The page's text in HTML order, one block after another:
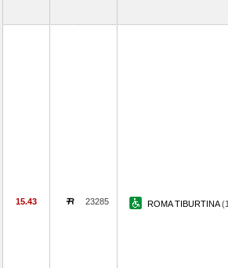
15.43 23285 ROMA TIBURTINA